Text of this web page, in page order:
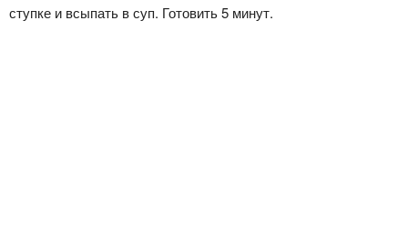
ступке и всыпать в суп. Готовить 5 минут.